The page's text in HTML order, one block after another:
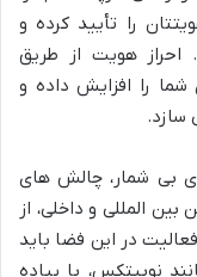
را تأیید کرده و
احراز هویت از طریق
را افزایش داده و
سازد.
بی شمار، چالش های
المللی و داخلی، از
در این فضا باید
نوبیتکس، با پیاده